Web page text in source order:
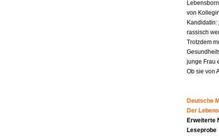
von
rassisch
Trotzdem
junge Frau
Ob sie von
Deutsche
Der
Erweiterte
Leseprobe